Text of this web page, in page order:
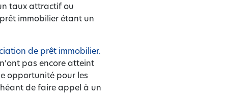
taux attractif ou
immobilier étant un
de prêt immobilier.
pas encore atteint
opportunité pour les
de faire appel à un